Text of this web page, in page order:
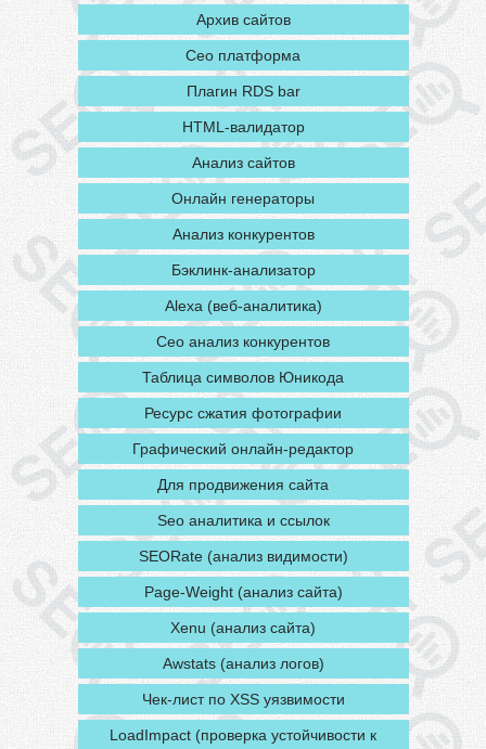
Архив сайтов
Сео платформа
Плагин RDS bar
HTML-валидатор
Анализ сайтов
Oнлайн генераторы
Анализ конкурентов
Бэклинк-анализатор
Alexa (веб-аналитика)
Сео анализ конкурентов
Таблица символов Юникода
Ресурс сжатия фотографии
Графический онлайн-редактор
Для продвижения сайта
Seo аналитика и ссылок
SEORate (анализ видимости)
Page-Weight (анализ сайта)
Xenu (анализ сайта)
Awstats (анализ логов)
Чек-лист по XSS уязвимости
LoadImpact (проверка устойчивости к